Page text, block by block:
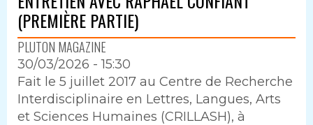
(PREMIÈRE PARTIE)
PLUTON MAGAZINE
30/03/2026 - 15:30
Intro
Fait le 5 juillet 2017 au Centre de Recherche
Interdisciplinaire en Lettres, Langues, Arts
et Sciences Humaines (CRILLASH), à